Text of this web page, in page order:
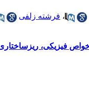
، فرشته زلفی